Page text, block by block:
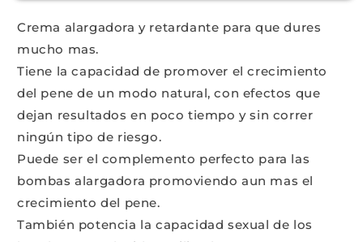
Crema alargadora y retardante para que dures
mucho mas.
Tiene la capacidad de promover el crecimiento
del pene de un modo natural, con efectos que
dejan resultados en poco tiempo y sin correr
ningún tipo de riesgo.
Puede ser el complemento perfecto para las
bombas alargadora promoviendo aun mas el
crecimiento del pene.
También potencia la capacidad sexual de los